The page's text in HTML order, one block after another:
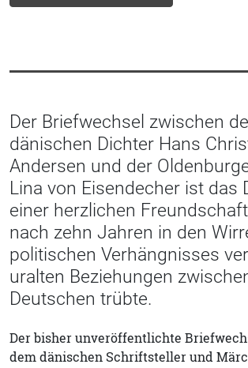
Der Briefwechsel zwischen
dänischen Dichter Hans
Andersen und der
Lina von Eisendecher ist das
einer herzlichen
nach zehn Jahren in den
politischen Verhängnisses
uralten Beziehungen
Deutschen trübte.
Der bisher unveröffentlichte
dem dänischen Schriftsteller und